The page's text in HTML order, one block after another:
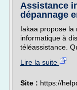
Assistance
dépannage
Iakaa propose la
informatique à
téléassistance.
Lire la suite
Site : https://